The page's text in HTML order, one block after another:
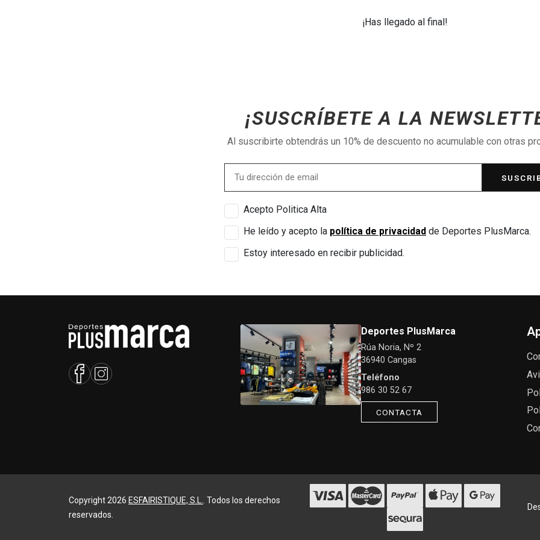
¡Has llegado al final!
¡SUSCRÍBETE A LA
Al suscribirte obtendrás un 10% de descuento no acumulable con otras
Acepto Politica Alta
He leído y acepto la política de privacidad de Deportes PlusMarca.
Estoy interesado en recibir publicidad.
Deportes PlusMarca
Rúa Noria, Nº 2
36940 Cangas
Teléfono
986 30 52 67
CONTACTA
Copyright 2026 ESFAIRISTIQUE, S.L.
. Todos los derechos
reservados.